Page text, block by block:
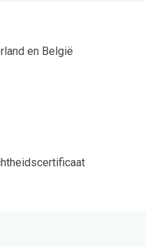
en België